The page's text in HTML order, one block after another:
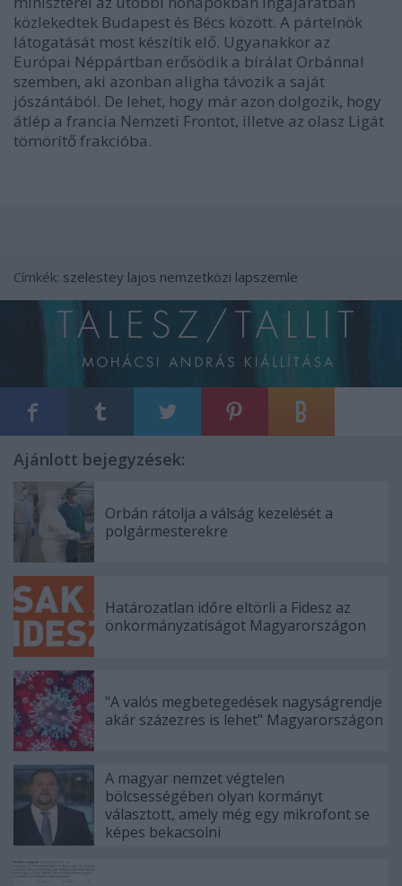
közlekedtek Budapest és Bécs között. A pártelnök
látogatását most készítik elő. Ugyanakkor az
Európai Néppártban erősödik a bírálat Orbánnal
szemben, aki azonban aligha távozik a saját
jószántából. De lehet, hogy már azon dolgozik, hogy
átlép a francia Nemzeti Frontot, illetve az olasz Ligát
tömörítő frakcióba.
Címkék: szelestey lajos nemzetközi lapszemle
Ajánlott bejegyzések:
Orbán rátolja a válság kezelését a
polgármesterekre
Határozatlan időre eltörli a Fidesz az
önkormányzatiságot Magyarországon
"A valós megbetegedések nagyságrendje
akár százezres is lehet" Magyarországon
A magyar nemzet végtelen
bölcsességében olyan kormányt
választott, amely még egy mikrofont se
képes bekacsolni